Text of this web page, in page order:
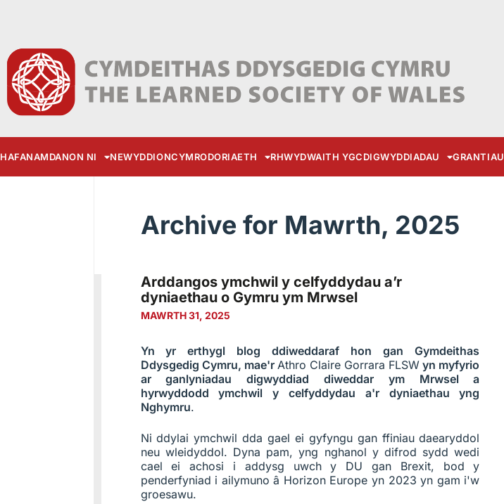
HAFANAMDANON NI NEWYDDIONCYMRODORIAETH RHWYDWAITH YGCDIGWYDDIADAU GRANTIAU
Archive for Mawrth, 2025
Arddangos ymchwil y celfyddydau a’r
dyniaethau o Gymru ym Mrwsel
MAWRTH 31, 2025
Yn yr erthygl blog ddiweddaraf hon gan Gymdeithas
Ddysgedig Cymru, mae'r Athro Claire Gorrara FLSW yn myfyrio
ar ganlyniadau digwyddiad diweddar ym Mrwsel a
hyrwyddodd ymchwil y celfyddydau a'r dyniaethau yng
Nghymru.
Ni ddylai ymchwil dda gael ei gyfyngu gan ffiniau daearyddol
neu wleidyddol. Dyna pam, yng nghanol y difrod sydd wedi
cael ei achosi i addysg uwch y DU gan Brexit, bod y
penderfyniad i ailymuno â Horizon Europe yn 2023 yn gam i'w
groesawu.